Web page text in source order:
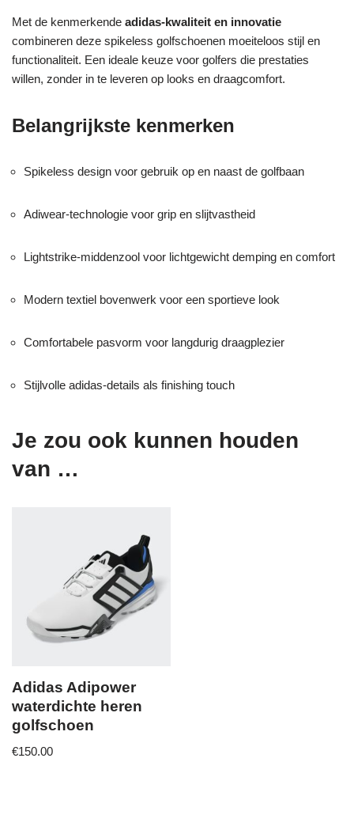
Met de kenmerkende adidas-kwaliteit en innovatie
combineren deze spikeless golfschoenen moeiteloos stijl en
functionaliteit. Een ideale keuze voor golfers die prestaties
willen, zonder in te leveren op looks en draagcomfort.
Belangrijkste kenmerken
Spikeless design voor gebruik op en naast de golfbaan
Adiwear-technologie voor grip en slijtvastheid
Lightstrike-middenzool voor lichtgewicht demping en comfort
Modern textiel bovenwerk voor een sportieve look
Comfortabele pasvorm voor langdurig draagplezier
Stijlvolle adidas-details als finishing touch
Je zou ook kunnen houden
van …
Adidas Adipower
waterdichte heren
golfschoen
€150.00